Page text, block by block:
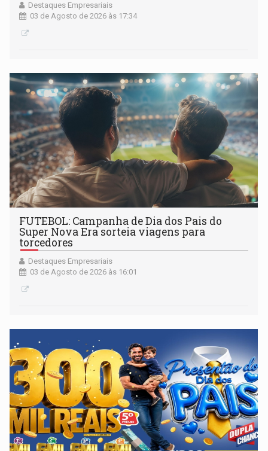
Destaques Empresariais
03 de Agosto de 2026 às 17:34
FUTEBOL: Campanha de Dia dos Pais do
Super Nova Era sorteia viagens para
torcedores
Destaques Empresariais
03 de Agosto de 2026 às 16:01